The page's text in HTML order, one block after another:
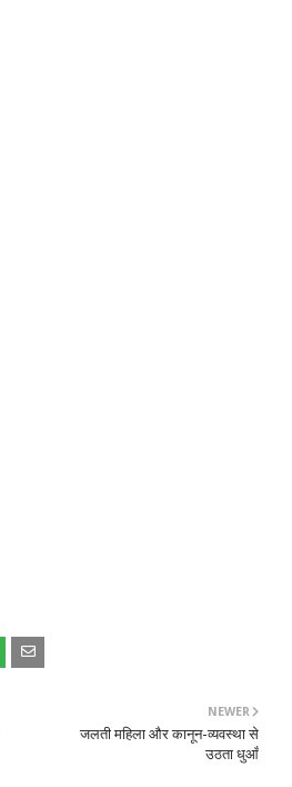
NEWER
जलती महिला और कानून-व्यवस्था से
उठता धुआँ